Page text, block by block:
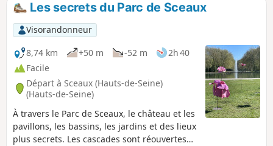
Les secrets du Parc de Sceaux
Visorandonneur
8,74 km
+50 m -52 m
2h 40
Facile
Départ à Sceaux (Hauts-de-Seine)
(Hauts-de-Seine)
À travers le Parc de Sceaux, le château et les
pavillons, les bassins, les jardins et des lieux
plus secrets. Les cascades sont réouvertes